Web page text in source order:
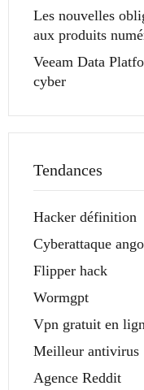
Les nouvelles
aux produits
Veeam Data
cyber
Tendances
Hacker définition
Cyberattaque
Flipper hack
Wormgpt
Vpn gratuit en
Meilleur antivirus
Agence Reddit